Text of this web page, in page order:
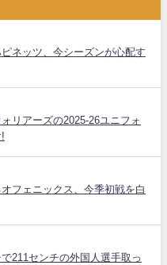
ネッツ、今シーズンが心配す
リアーズの2025-26ユニフォ
フェニックス、今季初戦を白
211センチの外国人選手取っ